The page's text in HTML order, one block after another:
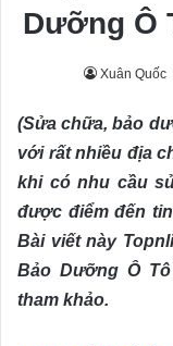
Dưỡng Ô
Xuân Quốc
(Sửa chữa, bảo
với rất nhiều địa
khi có nhu cầu
được điểm đến
Bài viết này
Bảo Dưỡng Ô
tham khảo.